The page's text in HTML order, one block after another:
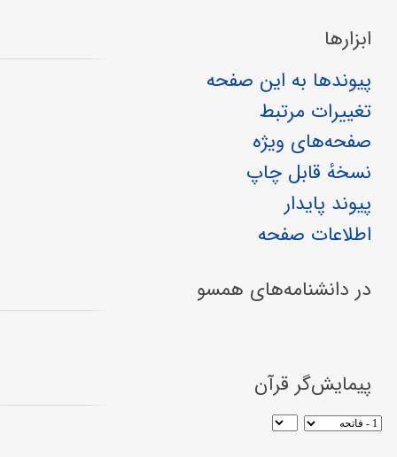
ابزارها
پیوندها به این صفحه
تغییرات مرتبط
صفحه‌های ویژه
نسخهٔ قابل چاپ
پیوند پایدار
اطلاعات صفحه
در دانشنامه‌های همسو
پیمایش‌گر قرآن